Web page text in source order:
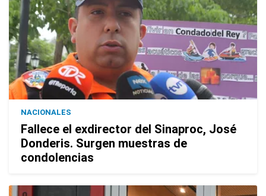
NACIONALES
Fallece el exdirector del Sinaproc, José
Donderis. Surgen muestras de
condolencias